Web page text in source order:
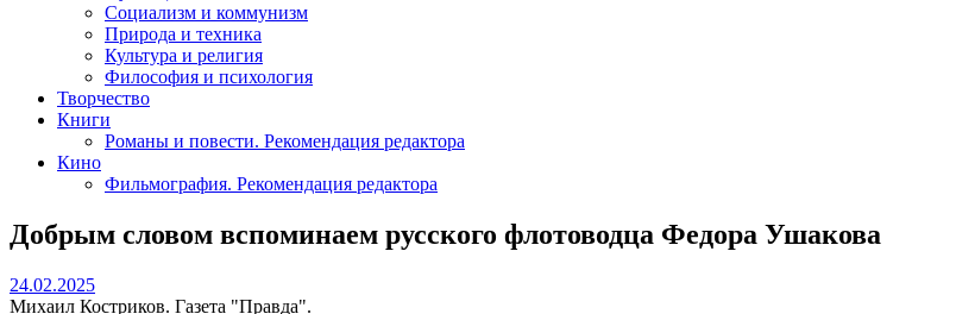
Социализм и коммунизм
Природа и техника
Культура и религия
Философия и психология
Творчество
Книги
Романы и повести. Рекомендация редактора
Кино
Фильмография. Рекомендация редактора
Добрым словом вспоминаем русского флотоводца Федора Ушакова
24.02.202524.02.2025
Михаил Костриков. Газета "Правда".